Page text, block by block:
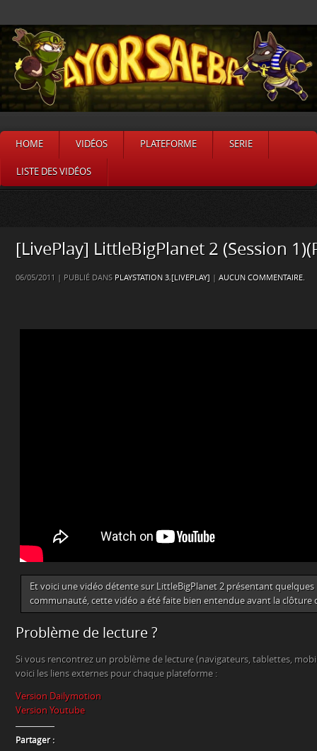
HOME VIDÉOS PLATEFORME SERIE
LISTE DES VIDÉOS
[LivePlay] LittleBigPlanet 2 (Session
06/05/2011 | PUBLIÉ DANS PLAYSTATION 3,[LIVEPLAY] AUCUN COMMENTAIRE.
Et voici une vidéo détente sur LittleBigPlanet 2 présentant quelques
communauté, cette vidéo a été faite bien entendue avant la clôture
Problème de lecture ?
Si vous rencontrez un problème de lecture (navigateurs, tablettes,
voici les liens externes pour chaque plateforme :
Version Dailymotion
Version Youtube
Partager :